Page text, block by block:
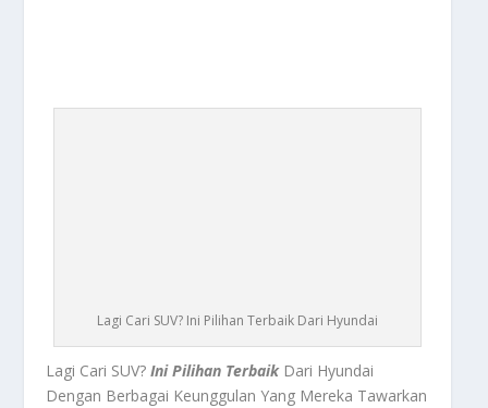
Lagi Cari SUV? Ini Pilihan Terbaik Dari Hyundai
Lagi Cari SUV?Ini Pilihan TerbaikDari Hyundai
Dengan Berbagai Keunggulan Yang Mereka Tawarkan